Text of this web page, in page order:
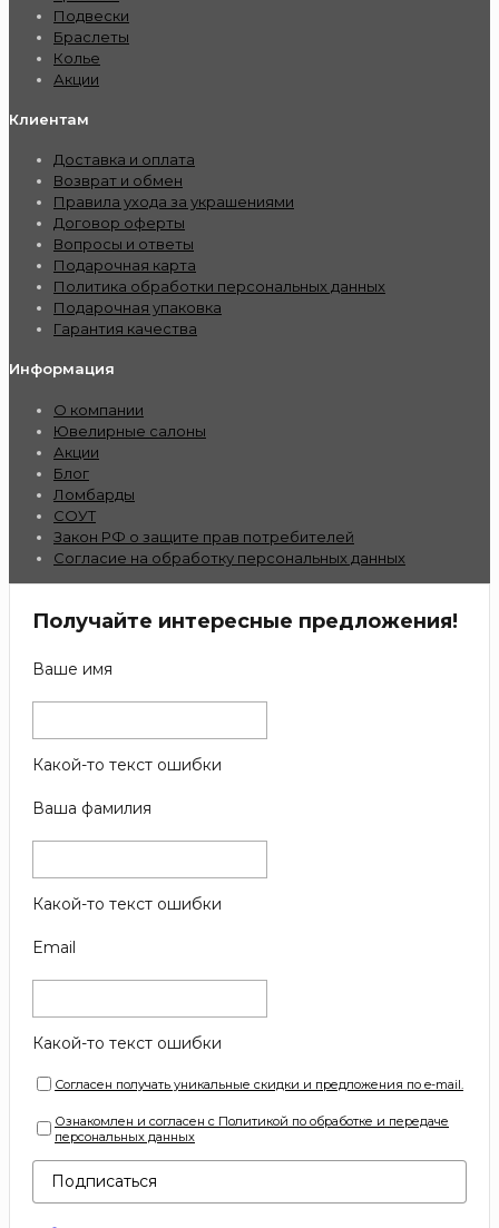
Подвески
Браслеты
Колье
Акции
Клиентам
Доставка и оплата
Возврат и обмен
Правила ухода за украшениями
Договор оферты
Вопросы и ответы
Подарочная карта
Политика обработки персональных данных
Подарочная упаковка
Гарантия качества
Информация
О компании
Ювелирные салоны
Акции
Блог
Ломбарды
СОУТ
Закон РФ о защите прав потребителей
Согласие на обработку персональных данных
Получайте интересные предложения!
Ваше имя
Какой-то текст ошибки
Ваша фамилия
Какой-то текст ошибки
Email
Какой-то текст ошибки
Согласен получать уникальные скидки и предложения по e-mail.
Ознакомлен и согласен с Политикой по обработке и передаче
персональных данных
Подписаться